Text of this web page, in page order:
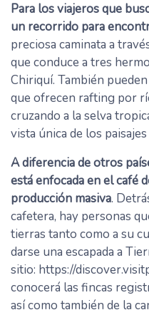
Para los viajeros que
un recorrido para
preciosa caminata a
que conduce a tres
Chiriquí. También
que ofrecen rafting por
cruzando a la selva
vista única de los
A diferencia de otros
está enfocada en el café
producción masiva.
cafetera, hay personas
tierras tanto como a su
darse una escapada a
sitio: https://
conocerá las fincas
así como también de la